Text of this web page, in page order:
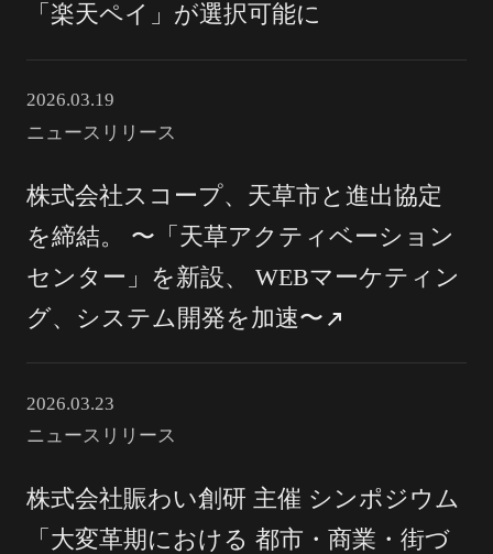
「楽天ペイ」が選択可能に
2026.03.19
ニュースリリース
株式会社スコープ、天草市と進出協定
を締結。 〜「天草アクティベーション
センター」を新設、 WEBマーケティン
グ、システム開発を加速〜
2026.03.23
ニュースリリース
株式会社賑わい創研 主催 シンポジウム
「大変革期における 都市・商業・街づ